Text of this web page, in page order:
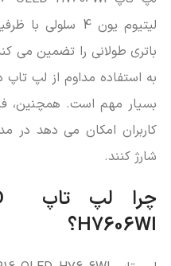
باتری طولانی را تضمین می‌
به استفاده مداوم از لپ
بسیار مهم است. همچنین،
کاربران امکان می ‌دهد در
شارژ کنند.
چرا لپ تاپ
H7606WI؟